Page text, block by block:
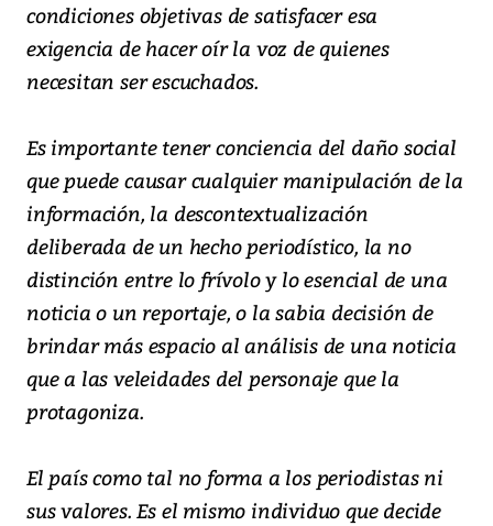
condiciones objetivas de satisfacer esa
exigencia de hacer oír la voz de quienes
necesitan ser escuchados.
Es importante tener conciencia del daño social
que puede causar cualquier manipulación de la
información, la descontextualización
deliberada de un hecho periodístico, la no
distinción entre lo frívolo y lo esencial de una
noticia o un reportaje, o la sabia decisión de
brindar más espacio al análisis de una noticia
que a las veleidades del personaje que la
protagoniza.
El país como tal no forma a los periodistas ni
sus valores. Es el mismo individuo que decide